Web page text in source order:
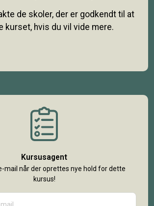
de skoler, der er godkendt til at
kurset, hvis du vil vide mere.
Kursusagent
mail når der oprettes nye hold for dette
kursus!